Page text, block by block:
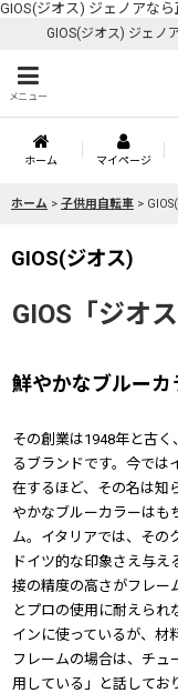
GIOS(ジオス) ジェノアな
GIOS(ジオス) ジェノ
メニュー
ホーム マイページ
ホーム > 子供用自転車 >
GIOS(ジオス)
GIOS「ジオ
鮮やかなブルーカ
その創業は1948年と古
るブランドです。今では
在するほど、その名は知
やかなブルーカラーはも
ム。イタリアでは、その
ドイツ的な印象さえ与
接の精度の高さがフレー
とプロの使用に耐えられ
インに使っているが、材
フレームの場合は、チュ
用している」と話してお